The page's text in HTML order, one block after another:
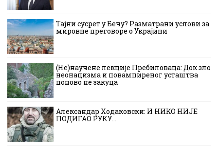
Тајни сусрет у Бечу? Разматрани услови за
мировне преговоре о Украјини
(Не)научене лекције Пребиловаца: Док зло
неонацизма и повампиреног усташтва
поново не закуца
Александар Ходаковски: И НИКО НИЈЕ
ПОДИГАО РУКУ…